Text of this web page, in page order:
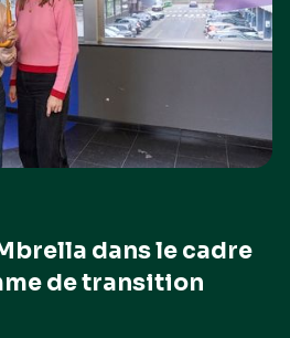
dans le cadre
de transition